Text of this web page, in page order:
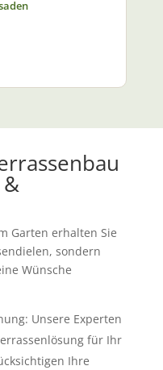
Garten erhalten Sie
sondern
Wünsche
Unsere Experten
für Ihr
Ihre